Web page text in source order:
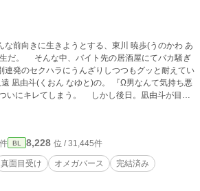
てバカ騒ぎ
発のセクハラにうんざりしつつもグッと耐えてい
おん なゆと)の。 『Ω男なんて気持ち悪
のお話。
BL 8,228 位 / 31,445件
真面目受け オメガバース
完結済み